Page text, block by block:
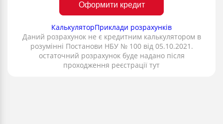
Оформити кредит
КалькуляторПриклади розрахунків
Даний розрахунок не є кредитним калькулятором в
розумінні Постанови НБУ № 100 від 05.10.2021.
остаточний розрахунок буде надано після
проходження реєстрації тут